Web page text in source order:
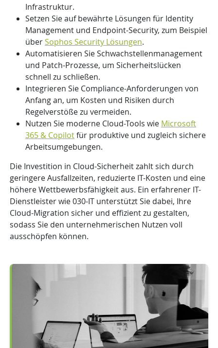
Infrastruktur.
Setzen Sie auf bewährte Lösungen für Identity
Management und Endpoint-Security, zum Beispiel
überSophos Security Lösungen.
Automatisieren Sie Schwachstellenmanagement
und Patch-Prozesse, um Sicherheitslücken
schnell zu schließen.
Integrieren Sie Compliance-Anforderungen von
Anfang an, um Kosten und Risiken durch
Regelverstöße zu vermeiden.
Nutzen Sie moderne Cloud-Tools wie Microsoft
365 & Copilotfür produktive und zugleich sichere
Arbeitsumgebungen.
Die Investition in Cloud-Sicherheit zahlt sich durch
geringere Ausfallzeiten, reduzierte IT-Kosten und eine
höhere Wettbewerbsfähigkeit aus. Ein erfahrener IT-
Dienstleister wie 030-IT unterstützt Sie dabei, Ihre
Cloud-Migration sicher und effizient zu gestalten,
sodass Sie den unternehmerischen Nutzen voll
ausschöpfen können.